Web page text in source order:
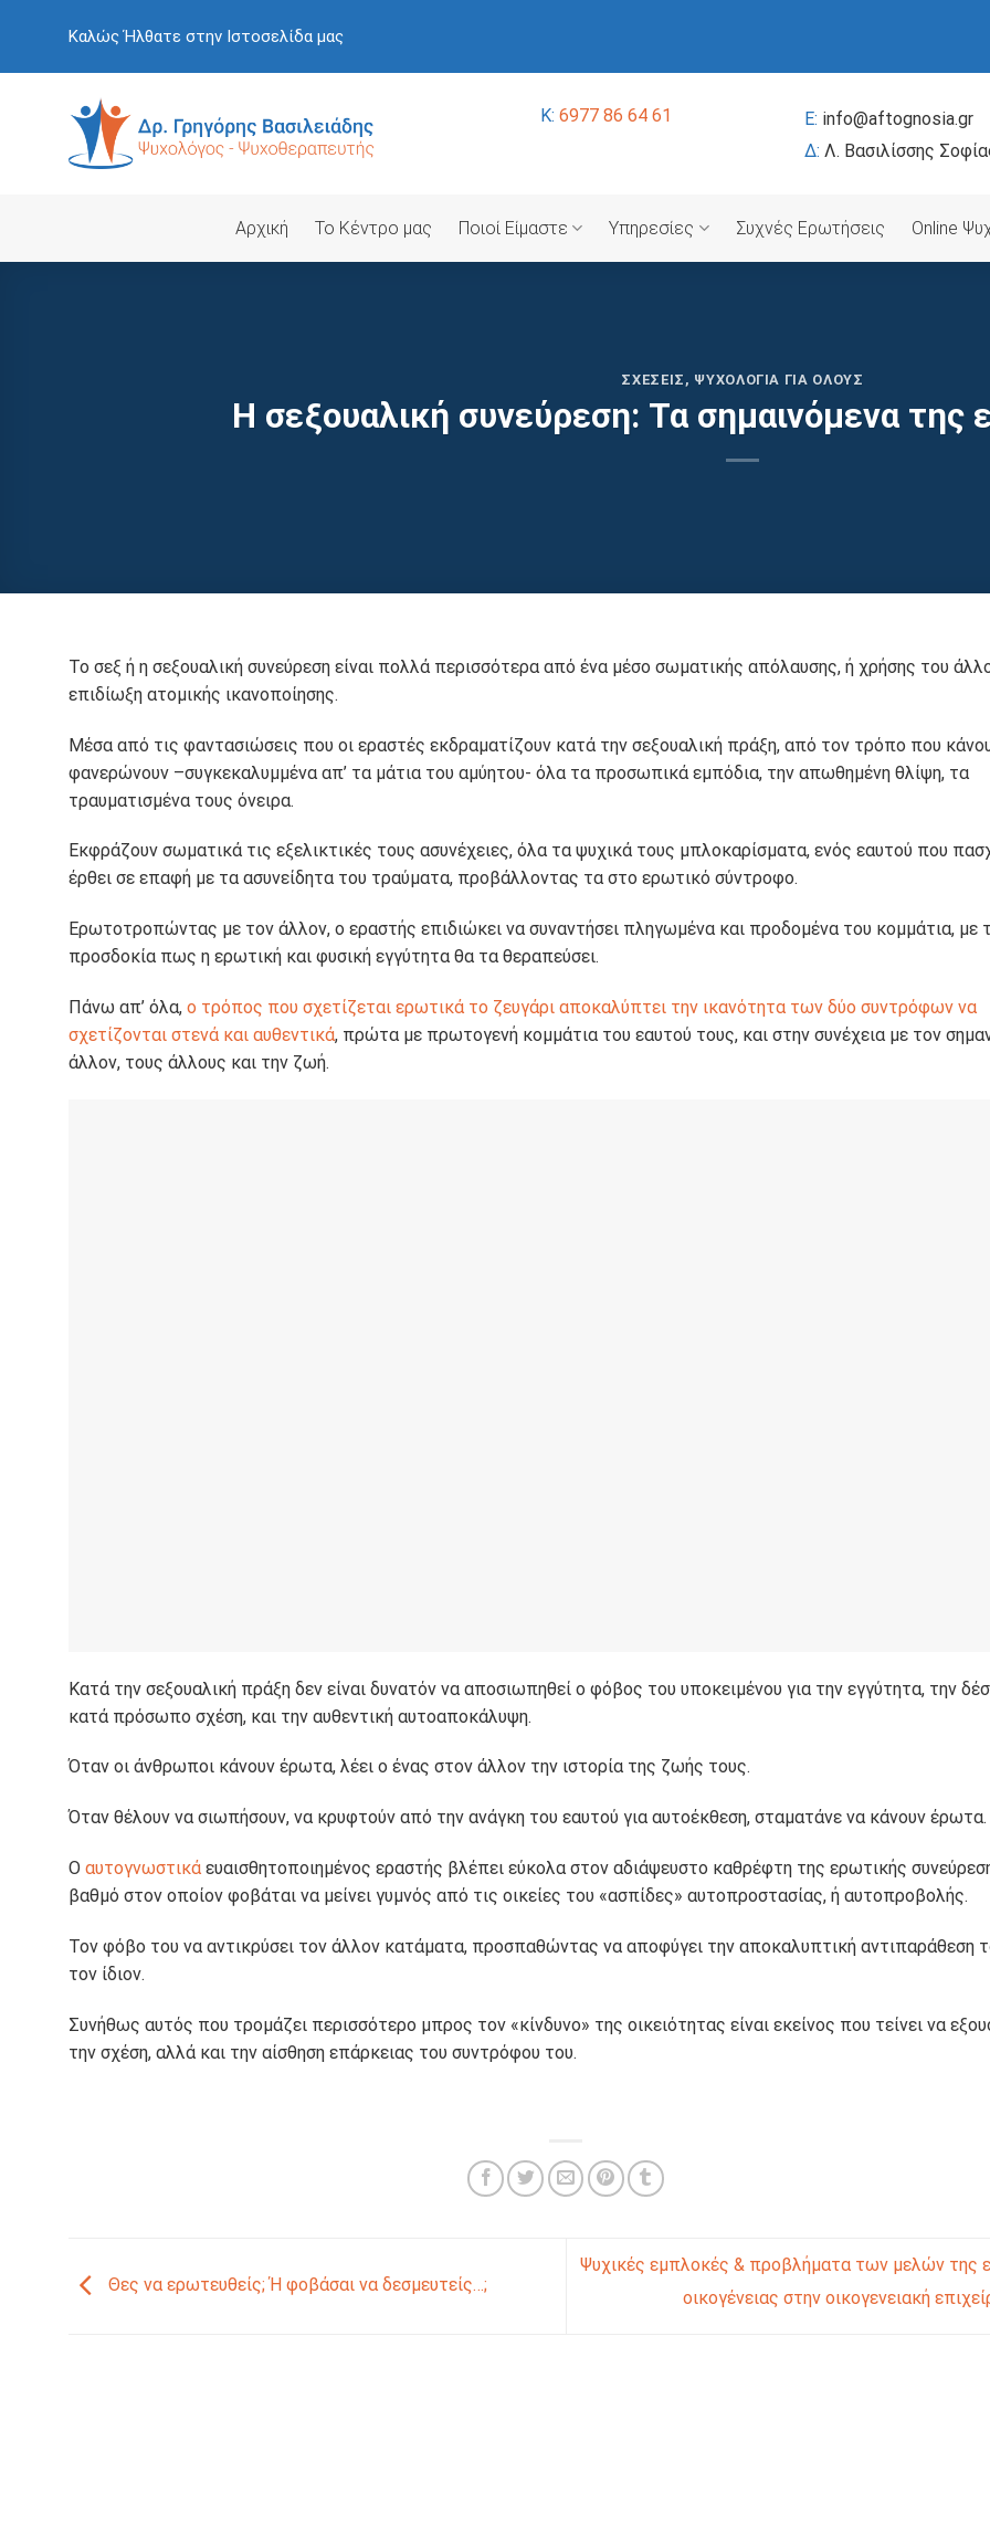
content
Καλώς Ήλθατε στην Ιστοσελίδα μας
K: 6977 86 64 61 E: info@aftognosia.gr
Δ: Λ. Βασιλίσσης
Αρχική Το Κέντρο μας Ποιοί Είμαστε Υπηρεσίες Συχνές Ερωτήσεις Online
ΣΧΈΣΕΙΣ , ΨΥΧΟΛΟΓΊΑ ΓΙΑ ΌΛΟΥΣ
H σεξουαλική συνεύρεση: Τα σημαινόμενα της
Το σεξ ή η σεξουαλική συνεύρεση είναι πολλά περισσότερα από ένα μέσο σωματικής απόλαυσης, ή χρήσης του
επιδίωξη ατομικής ικανοποίησης.
Μέσα από τις φαντασιώσεις που οι εραστές εκδραματίζουν κατά την σεξουαλική πράξη, από τον τρόπο που
φανερώνουν –συγκεκαλυμμένα απ’ τα μάτια του αμύητου- όλα τα προσωπικά εμπόδια, την απωθημένη θλίψη, τα
τραυματισμένα τους όνειρα.
Εκφράζουν σωματικά τις εξελικτικές τους ασυνέχειες, όλα τα ψυχικά τους μπλοκαρίσματα, ενός εαυτού που
έρθει σε επαφή με τα ασυνείδητα του τραύματα, προβάλλοντας τα στο ερωτικό σύντροφο.
Ερωτοτροπώντας με τον άλλον, ο εραστής επιδιώκει να συναντήσει πληγωμένα και προδομένα του κομμάτια, με
προσδοκία πως η ερωτική και φυσική εγγύτητα θα τα θεραπεύσει.
Πάνω απ’ όλα, ο τρόπος που σχετίζεται ερωτικά το ζευγάρι αποκαλύπτει την ικανότητα των δύο συντρόφων να
σχετίζονται στενά και αυθεντικά, πρώτα με πρωτογενή κομμάτια του εαυτού τους, και στην συνέχεια με τον
άλλον, τους άλλους και την ζωή.
Κατά την σεξουαλική πράξη δεν είναι δυνατόν να αποσιωπηθεί ο φόβος του υποκειμένου για την εγγύτητα, την
κατά πρόσωπο σχέση, και την αυθεντική αυτοαποκάλυψη.
Όταν οι άνθρωποι κάνουν έρωτα, λέει ο ένας στον άλλον την ιστορία της ζωής τους.
Όταν θέλουν να σιωπήσουν, να κρυφτούν από την ανάγκη του εαυτού για αυτοέκθεση, σταματάνε να κάνουν έρωτα.
Ο αυτογνωστικά ευαισθητοποιημένος εραστής βλέπει εύκολα στον αδιάψευστο καθρέφτη της ερωτικής
βαθμό στον οποίον φοβάται να μείνει γυμνός από τις οικείες του «ασπίδες» αυτοπροστασίας, ή αυτοπροβολής.
Τον φόβο του να αντικρύσει τον άλλον κατάματα, προσπαθώντας να αποφύγει την αποκαλυπτική αντιπαράθεση
τον ίδιον.
Συνήθως αυτός που τρομάζει περισσότερο μπρος τον «κίνδυνο» της οικειότητας είναι εκείνος που τείνει να
την σχέση, αλλά και την αίσθηση επάρκειας του συντρόφου του.
Θες να ερωτευθείς; Ή φοβάσαι να δεσμευτείς…;
Ψυχικές εμπλοκές & προβλήματα των μελών της
οικογένειας στην οικογενειακή